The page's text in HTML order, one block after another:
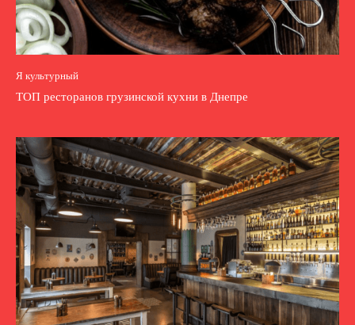
Я культурный
ТОП ресторанов грузинской кухни в Днепре